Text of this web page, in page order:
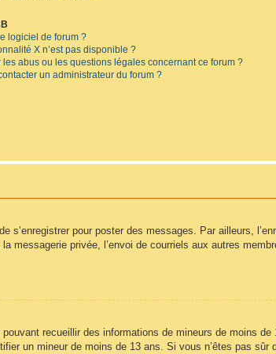
logiciel de forum ?
X n’est pas disponible ?
les abus ou les questions légales concernant ce forum ?
un administrateur du forum ?
s’enregistrer pour poster des messages. Par ailleurs,
privée, l’envoi de courriels aux autres
recueillir des informations de mineurs de moins de
un mineur de moins de 13 ans. Si vous n’êtes pas sûr